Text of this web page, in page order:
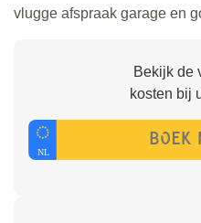
vlugge afspraak garage en
Bekijk de
kosten bij